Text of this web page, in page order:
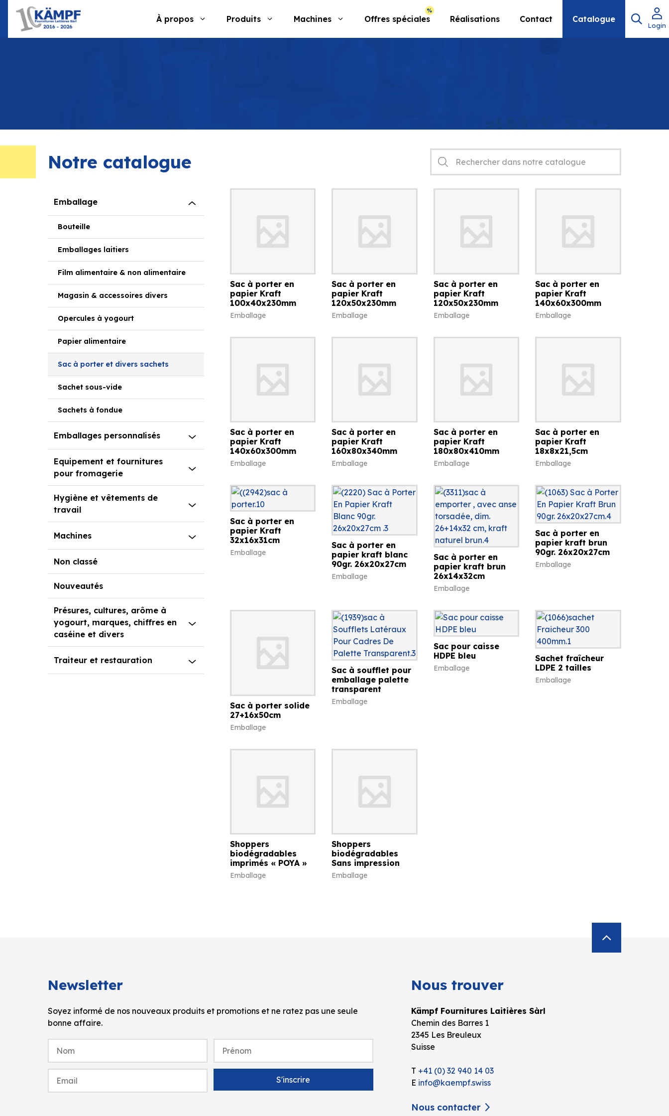
contenu
À propos Produits Machines Offres spéciales Réalisations Contact Catalogue
Login
Notre catalogue
Recherche
de
produits
Sac à porter en
papier Kraft
100x40x230mm
Emballage
Sac à porter en
papier Kraft
120x50x230mm
Emballage
Sac à porter en
papier Kraft
120x50x230mm
Emballage
Sac à porter en
papier Kraft
140x60x300mm
Emballage
Sac à porter en
papier Kraft
140x60x300mm
Emballage
Sac à porter en
papier Kraft
160x80x340mm
Emballage
Sac à porter en
papier Kraft
180x80x410mm
Emballage
Sac à porter en
papier Kraft
18x8x21,5cm
Emballage
Sac à porter en
papier Kraft
32x16x31cm
Emballage
Sac à porter en
papier kraft blanc
90gr. 26x20x27cm
Emballage
Sac à porter en
papier kraft brun
26x14x32cm
Emballage
Sac à porter en
papier kraft brun
90gr. 26x20x27cm
Emballage
Sac à porter solide
27+16x50cm
Emballage
Sac à soufflet pour
emballage palette
transparent
Emballage
Sac pour caisse
HDPE bleu
Emballage
Sachet fraîcheur
LDPE 2 tailles
Emballage
Shoppers
biodégradables
imprimés « POYA »
Emballage
Shoppers
biodégradables
Sans impression
Emballage
Emballage
Bouteille
Emballages laitiers
Film alimentaire & non alimentaire
Magasin & accessoires divers
Opercules à yogourt
Papier alimentaire
Sac à porter et divers sachets
Sachet sous-vide
Sachets à fondue
Emballages personnalisés
Equipement et fournitures
pour fromagerie
Hygiène et vêtements de
travail
Machines
Non classé
Nouveautés
Présures, cultures, arôme à
yogourt, marques, chiffres en
caséine et divers
Traiteur et restauration
Newsletter
Soyez informé de nos nouveaux produits et promotions et ne ratez pas une seule
bonne affaire.
Nous trouver
Kämpf Fournitures Laitières Sàrl
Chemin des Barres 1
2345 Les Breuleux
Suisse
T +41 (0) 32 940 14 03
E info@kaempf.swiss
Nous contacter